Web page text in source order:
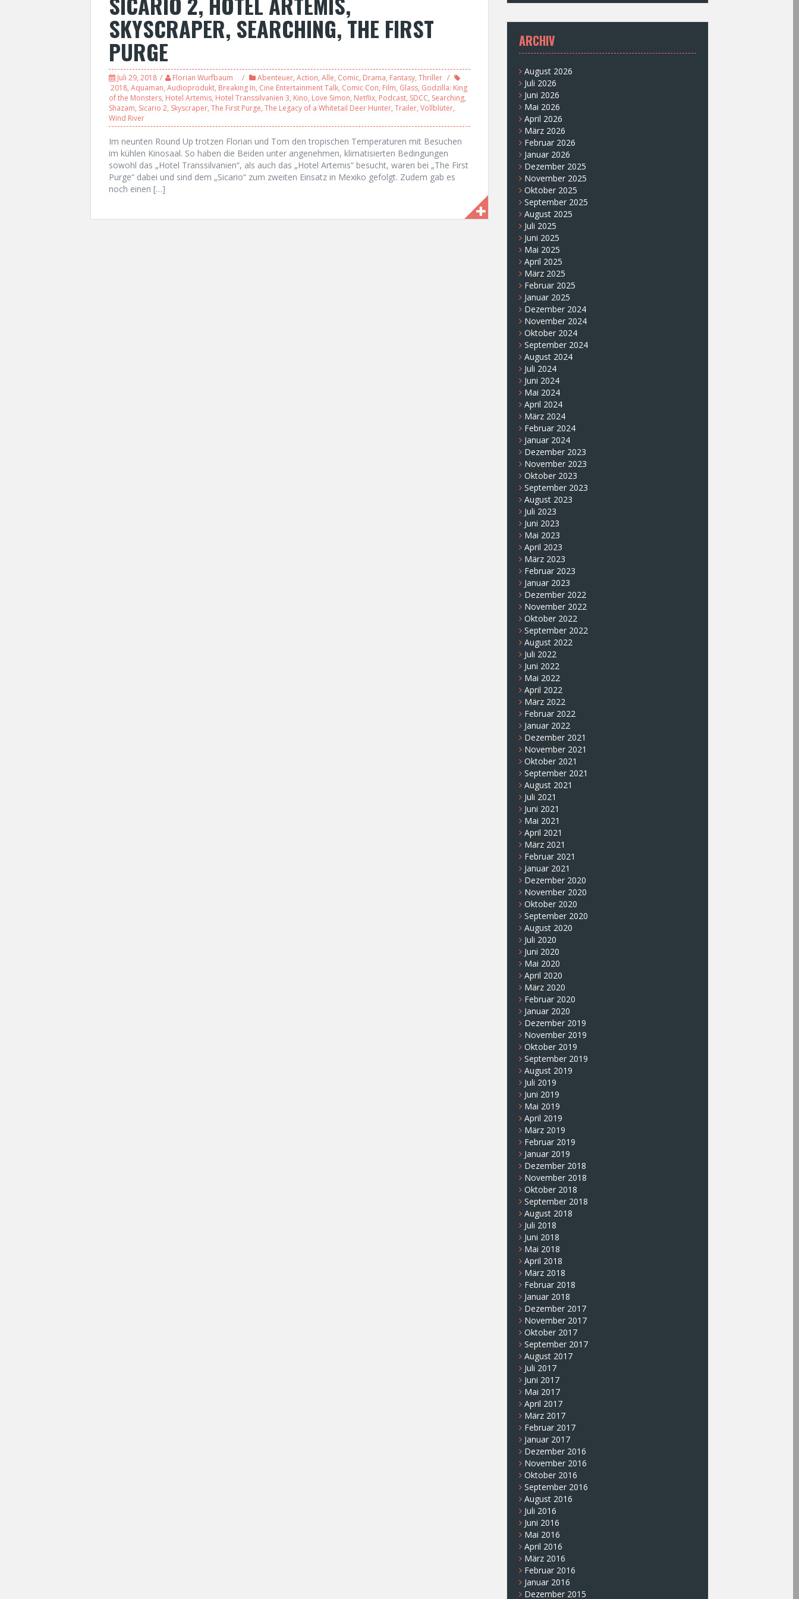
SKYSCRAPER, SEARCHING, THE FIRST
PURGE
Juli 29, 2018 Florian Wurfbaum Abenteuer, Action, Alle, Comic, Drama, Fantasy, Thriller
2018, Aquaman, Audioprodukt, Breaking In, Cine Entertainment Talk, Comic Con, Film, Glass, Godzilla: King
of the Monsters, Hotel Artemis, Hotel Transsilvanien 3, Kino, Love Simon, Netflix, Podcast, SDCC, Searching,
Shazam, Sicario 2, Skyscraper, The First Purge, The Legacy of a Whitetail Deer Hunter, Trailer, Vollblüter,
Wind River
Im neunten Round Up trotzen Florian und Tom den tropischen Temperaturen mit Besuchen
im kühlen Kinosaal. So haben die Beiden unter angenehmen, klimatisierten Bedingungen
sowohl das „Hotel Transsilvanien“, als auch das „Hotel Artemis“ besucht, waren bei „The First
Purge“ dabei und sind dem „Sicario“ zum zweiten Einsatz in Mexiko gefolgt. Zudem gab es
noch einen […]
ARCHIV
August 2026
Juli 2026
Juni 2026
Mai 2026
April 2026
März 2026
Februar 2026
Januar 2026
Dezember 2025
November 2025
Oktober 2025
September 2025
August 2025
Juli 2025
Juni 2025
Mai 2025
April 2025
März 2025
Februar 2025
Januar 2025
Dezember 2024
November 2024
Oktober 2024
September 2024
August 2024
Juli 2024
Juni 2024
Mai 2024
April 2024
März 2024
Februar 2024
Januar 2024
Dezember 2023
November 2023
Oktober 2023
September 2023
August 2023
Juli 2023
Juni 2023
Mai 2023
April 2023
März 2023
Februar 2023
Januar 2023
Dezember 2022
November 2022
Oktober 2022
September 2022
August 2022
Juli 2022
Juni 2022
Mai 2022
April 2022
März 2022
Februar 2022
Januar 2022
Dezember 2021
November 2021
Oktober 2021
September 2021
August 2021
Juli 2021
Juni 2021
Mai 2021
April 2021
März 2021
Februar 2021
Januar 2021
Dezember 2020
November 2020
Oktober 2020
September 2020
August 2020
Juli 2020
Juni 2020
Mai 2020
April 2020
März 2020
Februar 2020
Januar 2020
Dezember 2019
November 2019
Oktober 2019
September 2019
August 2019
Juli 2019
Juni 2019
Mai 2019
April 2019
März 2019
Februar 2019
Januar 2019
Dezember 2018
November 2018
Oktober 2018
September 2018
August 2018
Juli 2018
Juni 2018
Mai 2018
April 2018
März 2018
Februar 2018
Januar 2018
Dezember 2017
November 2017
Oktober 2017
September 2017
August 2017
Juli 2017
Juni 2017
Mai 2017
April 2017
März 2017
Februar 2017
Januar 2017
Dezember 2016
November 2016
Oktober 2016
September 2016
August 2016
Juli 2016
Juni 2016
Mai 2016
April 2016
März 2016
Februar 2016
Januar 2016
Dezember 2015